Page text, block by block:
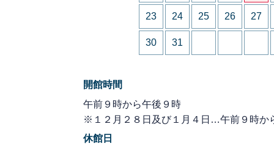
23 24 25 26 27
30 31
開館時間
午前９時から午後９時
※１２月２８日及び１月４日…午前９時か
休館日